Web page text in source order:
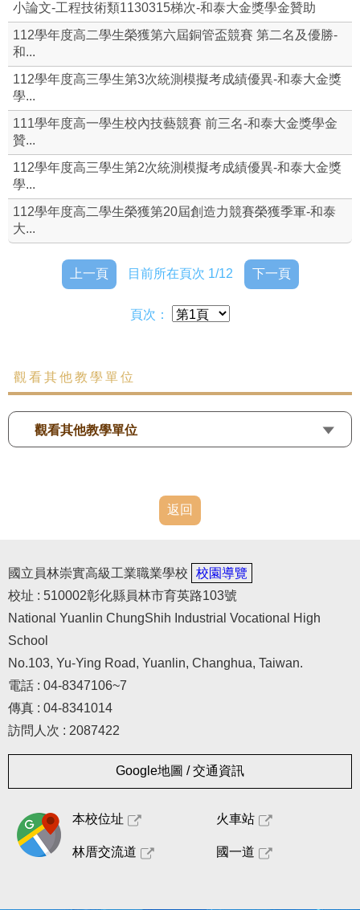
小論文-工程技術類1130315梯次-和泰大金獎學金贊助
112學年度高二學生榮獲第六屆銅管盃競賽 第二名及優勝-
和...
112學年度高三學生第3次統測模擬考成績優異-和泰大金獎
學...
111學年度高一學生校內技藝競賽 前三名-和泰大金獎學金
贊...
112學年度高三學生第2次統測模擬考成績優異-和泰大金獎
學...
112學年度高二學生榮獲第20屆創造力競賽榮獲季軍-和泰
大...
上一頁 目前所在頁次 1/12 下一頁
頁次：
觀看其他教學單位
觀看其他教學單位
返回
國立員林崇實高級工業職業學校
校園導覽
校址 : 510002彰化縣員林市育英路103號
National Yuanlin ChungShih Industrial Vocational High
School
No.103, Yu-Ying Road, Yuanlin, Changhua, Taiwan.
電話 : 04-8347106~7
傳真 : 04-8341014
訪問人次 : 2087422
Google地圖 / 交通資訊
本校位址 火車站
林厝交流道 國一道